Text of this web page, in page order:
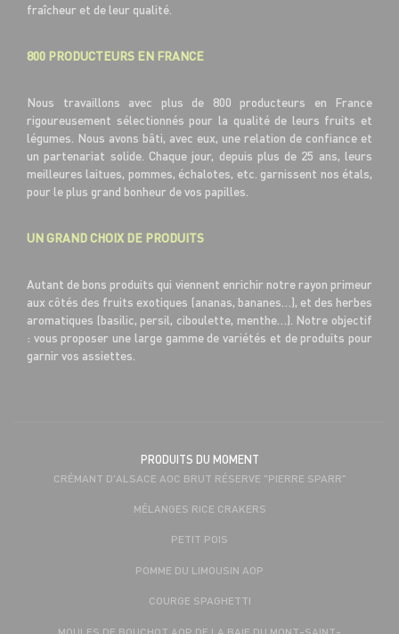
fraîcheur et de leur qualité.
800 PRODUCTEURS EN FRANCE
Nous travaillons avec plus de 800 producteurs en France
rigoureusement sélectionnés pour la qualité de leurs fruits et
légumes. Nous avons bâti, avec eux, une relation de confiance et
un partenariat solide. Chaque jour, depuis plus de 25 ans, leurs
meilleures laitues, pommes, échalotes, etc. garnissent nos étals,
pour le plus grand bonheur de vos papilles.
UN GRAND CHOIX DE PRODUITS
Autant de bons produits qui viennent enrichir notre rayon primeur
aux côtés des fruits exotiques (ananas, bananes…), et des herbes
aromatiques (basilic, persil, ciboulette, menthe…). Notre objectif
: vous proposer une large gamme de variétés et de produits pour
garnir vos assiettes.
PRODUITS DU MOMENT
CRÉMANT D'ALSACE AOC BRUT RÉSERVE "PIERRE SPARR"
MÉLANGES RICE CRAKERS
PETIT POIS
POMME DU LIMOUSIN AOP
COURGE SPAGHETTI
MOULES DE BOUCHOT AOP DE LA BAIE DU MONT-SAINT-